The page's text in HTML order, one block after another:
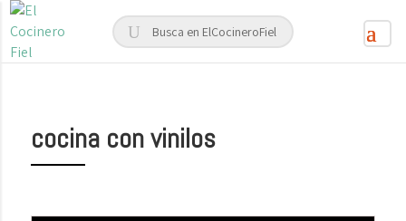
cocina con vinilos